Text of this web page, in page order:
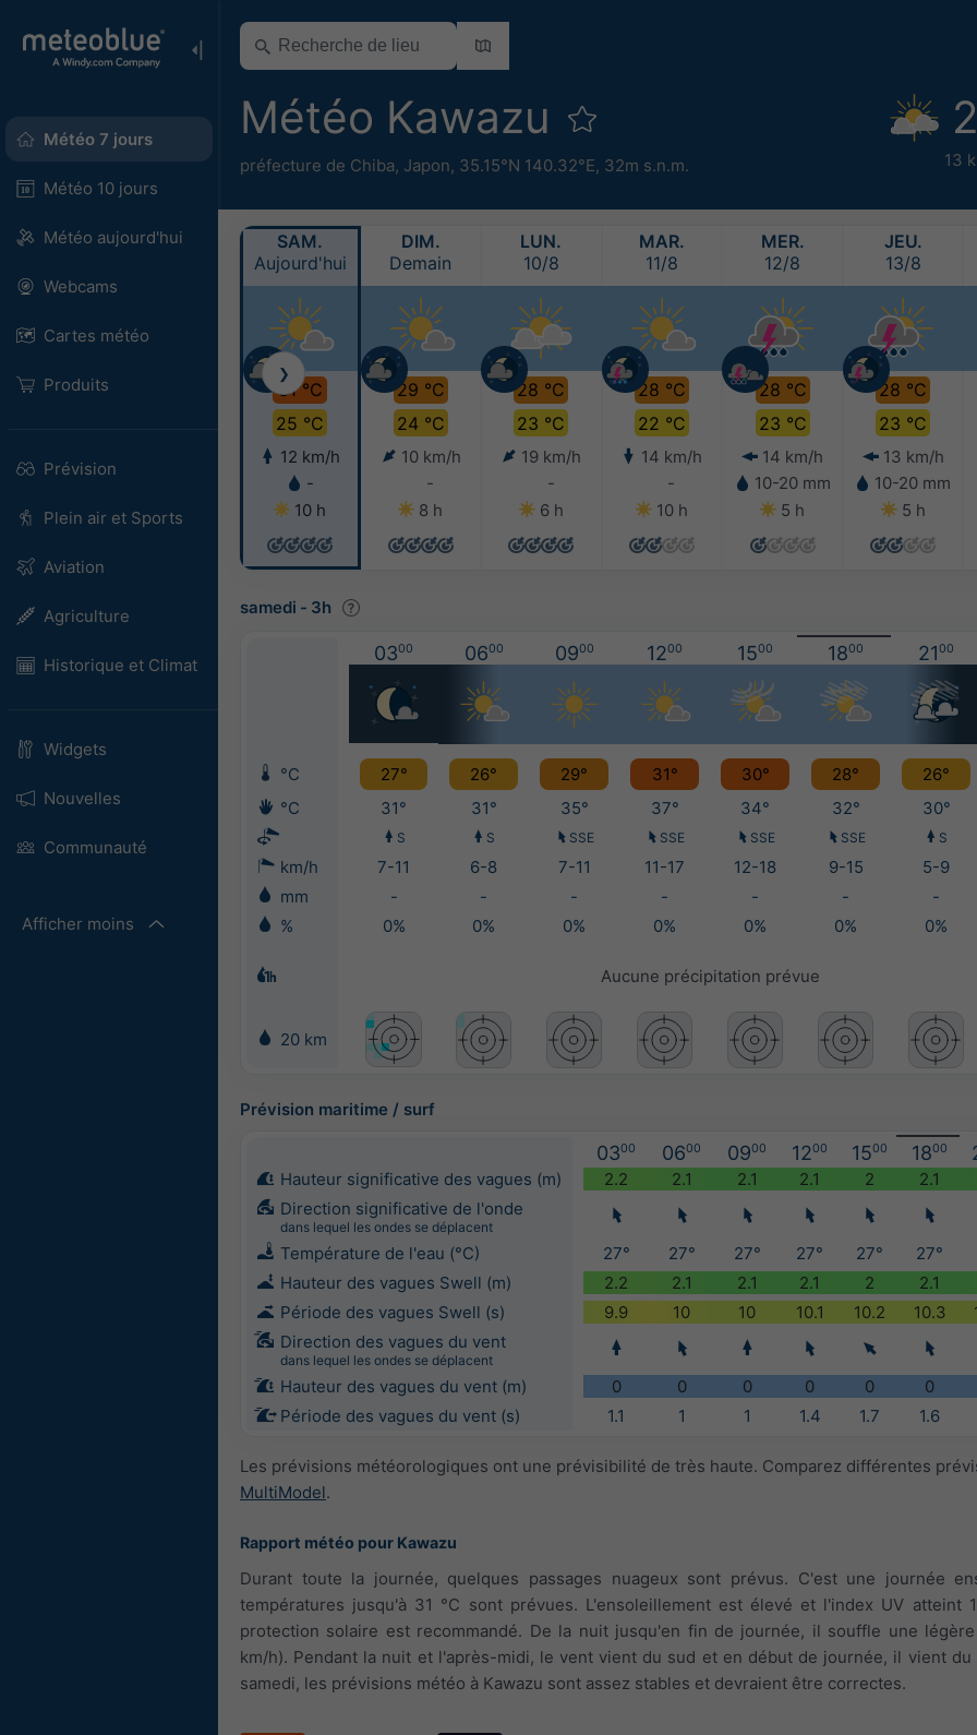
Météo 7 jours
Météo 10 jours
Météo aujourd'hui
Webcams
Cartes météo
Produits
Prévision
Plein air et Sports
Aviation
Agriculture
Historique et Climat
Widgets
Nouvelles
Communauté
Afficher moins
Météo Kawazu
préfecture de Chiba, Japon, 35.15°N 140.32°E, 32m s.n.m. 13
SAM.
Aujourd'hui
31 °C
25 °C
12 km/h
-
10 h
DIM.
Demain
29 °C
24 °C
10 km/h
-
8 h
LUN.
10/8
28 °C
23 °C
19 km/h
-
6 h
MAR.
11/8
28 °C
22 °C
14 km/h
-
10 h
MER.
12/8
28 °C
23 °C
14 km/h
10-20 mm
5 h
JEU.
13/8
28 °C
23 °C
13 km/h
10-20 mm
5 h
❯
samedi - 3h
0300 0600 0900 1200 1500 1800 2100
°C 27° 26° 29° 31° 30° 28° 26°
°C
31° 31° 35° 37° 34° 32° 30°
S S SSE SSE SSE SSE S
km/h 7-11 6-8 7-11 11-17 12-18 9-15 5-9
mm
- - - - - - -
%
0% 0% 0% 0% 0% 0% 0%
Aucune précipitation prévue
20 km
Prévision maritime / surf
0300 0600 0900 1200 1500 1800
Hauteur significative des vagues (m) 2.2 2.1 2.1 2.1 2 2.1
Direction significative de l'onde
dans lequel les ondes se déplacent
Température de l'eau (°C) 27° 27° 27° 27° 27° 27°
Hauteur des vagues Swell (m)
2.2 2.1 2.1 2.1 2 2.1
Période des vagues Swell (s)
9.9 10 10 10.1 10.2 10.3
Direction des vagues du vent
dans lequel les ondes se déplacent
Hauteur des vagues du vent (m) 0 0 0 0 0 0
Période des vagues du vent (s)
1.1 1 1 1.4 1.7 1.6
Les prévisions météorologiques ont une prévisibilité de très haute. Comparez différentes
MultiModel.
Rapport météo pour Kawazu
Durant toute la journée, quelques passages nuageux sont prévus. C'est une journée
températures jusqu'à 31 °C sont prévues. L'ensoleillement est élevé et l'index UV atteint
protection solaire est recommandé. De la nuit jusqu'en fin de journée, il souffle une
km/h). Pendant la nuit et l'après-midi, le vent vient du sud et en début de journée, il vient du
samedi, les prévisions météo à Kawazu sont assez stables et devraient être correctes.